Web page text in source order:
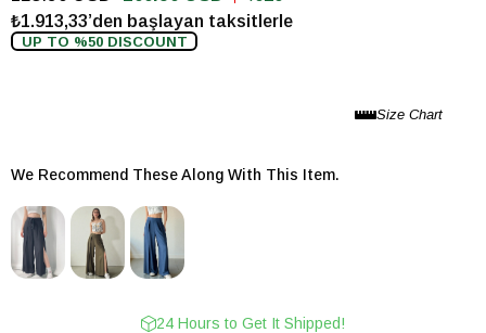
₺1.913,33’den başlayan taksitlerle
UP TO %50 DISCOUNT
We Recommend These Along With This Item.
24 Hours to Get It Shipped!